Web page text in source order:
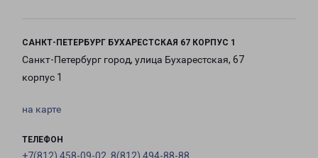
САНКТ-ПЕТЕРБУРГ БУХАРЕСТСКАЯ 67 КОРПУС 1
Санкт-Петербург город, улица Бухарестская, 67
корпус 1
на карте
ТЕЛЕФОН